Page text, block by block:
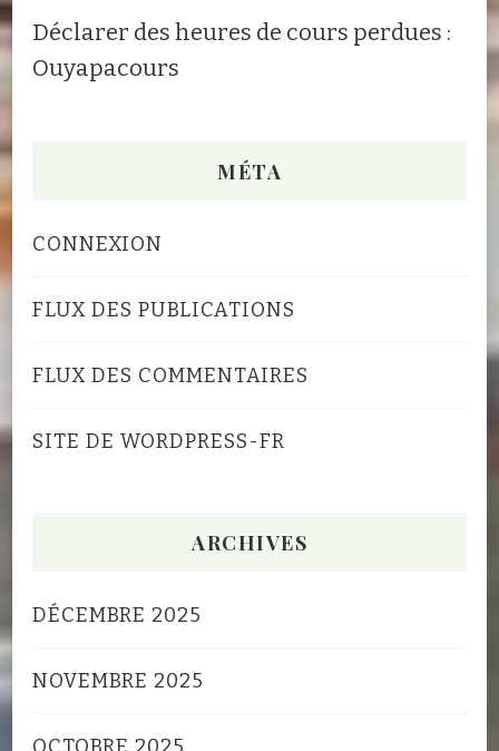
Déclarer des heures de cours perdues :
Ouyapacours
MÉTA
CONNEXION
FLUX DES PUBLICATIONS
FLUX DES COMMENTAIRES
SITE DE WORDPRESS-FR
ARCHIVES
DÉCEMBRE 2025
NOVEMBRE 2025